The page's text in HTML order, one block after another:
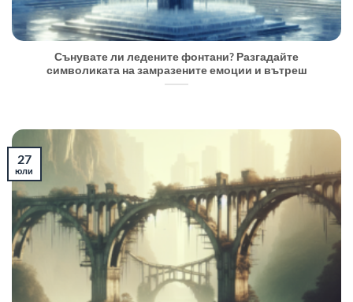
Сънувате ли ледените фонтани? Разгадайте
символиката на замразените емоции и вътреш
27
юли